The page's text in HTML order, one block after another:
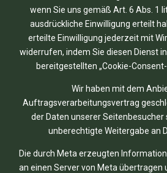
wenn Sie uns gemäß Art. 6 Abs. 1
ausdrückliche Einwilligung erteilt
erteilte Einwilligung jederzeit mit
widerrufen, indem Sie diesen Dienst
bereitgestellten „Cookie-
Wir haben mit dem
Auftragsverarbeitungsvertrag
der Daten unserer Seitenbesucher
unberechtigte Weitergabe an
Die durch Meta erzeugten
an einen Server von Meta übertragen